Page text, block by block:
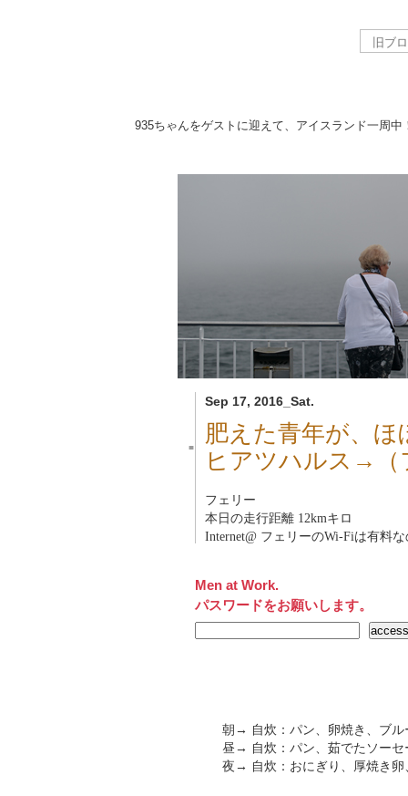
935ちゃんをゲストに迎えて、アイスランド一周中
Sep 17, 2016_Sat.
■
肥えた青年が、
ヒアツハルス→（
フェリー
本日の走行距離 12kmキロ
Internet@ フェリーのWi-Fiは有料
Men at Work.
パスワードをお願いします。
朝→ 自炊：パン、卵焼き、ブル
昼→ 自炊：パン、茹でたソーセ
夜→ 自炊：おにぎり、厚焼き卵